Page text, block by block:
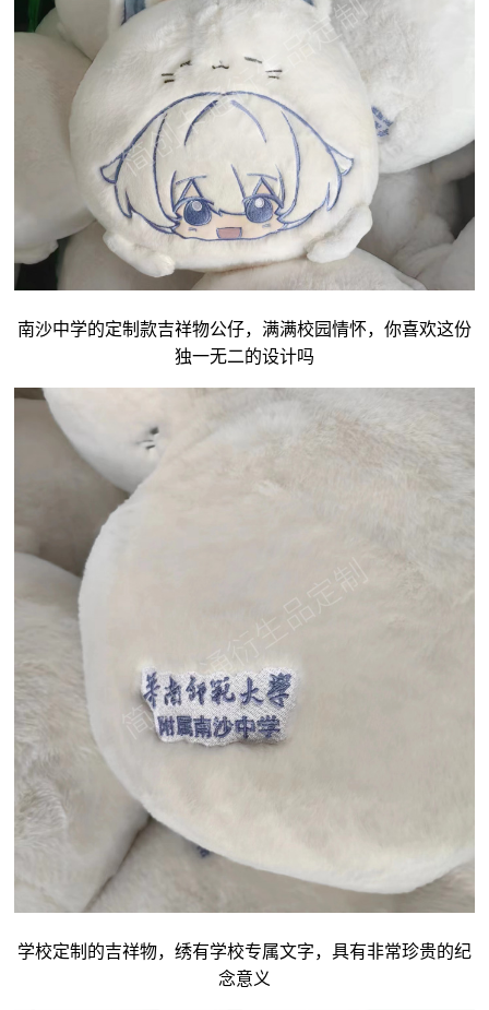
南沙中学的定制款吉祥物公仔，满满校园情怀，你喜欢这份
独一无二的设计吗
学校定制的吉祥物，绣有学校专属文字，具有非常珍贵的纪
念意义